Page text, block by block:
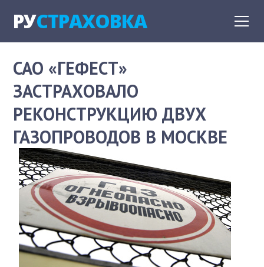
РУСТРАХОВКА
САО «ГЕФЕСТ»
ЗАСТРАХОВАЛО
РЕКОНСТРУКЦИЮ ДВУХ
ГАЗОПРОВОДОВ В МОСКВЕ